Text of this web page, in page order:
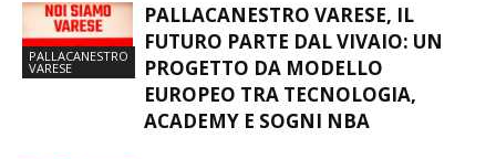
PALLACANESTRO
VARESE
PALLACANESTRO VARESE, IL
FUTURO PARTE DAL VIVAIO: UN
PROGETTO DA MODELLO
EUROPEO TRA TECNOLOGIA,
ACADEMY E SOGNI NBA